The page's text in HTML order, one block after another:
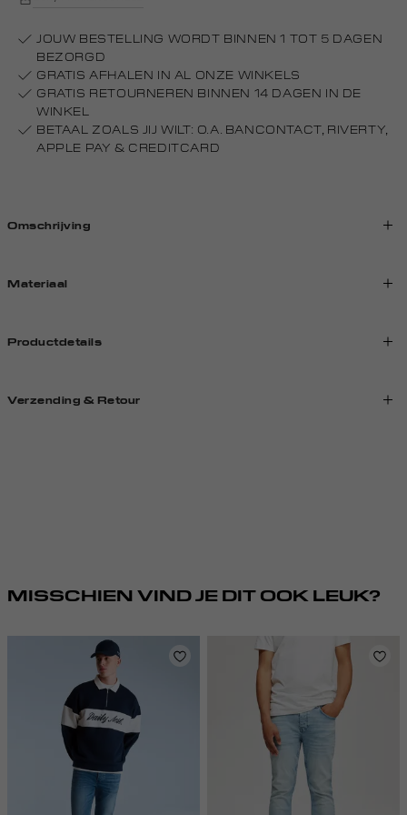
JOUW BESTELLING WORDT BINNEN 1 TOT 5 DAGEN
BEZORGD
GRATIS AFHALEN IN AL ONZE WINKELS
GRATIS RETOURNEREN BINNEN 14 DAGEN IN DE
WINKEL
BETAAL ZOALS JIJ WILT: O.A. BANCONTACT, RIVERTY,
APPLE PAY & CREDITCARD
Omschrijving
Materiaal
Productdetails
Verzending & Retour
MISSCHIEN VIND JE DIT OOK LEUK?